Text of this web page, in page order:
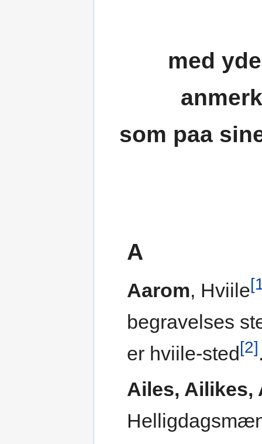
med
som paa
A
Aarom, Hviile
begravelses
er hviile-sted[2]
Ailes, Ailikes,